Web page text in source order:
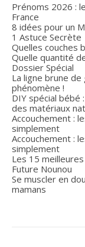
Prénoms 2026 :
France
8 idées pour un
1 Astuce Secrète
Quelles couches
Quelle quantité
Dossier Spécial
La ligne brune
phénomène !
DIY spécial bébé
des matériaux
Accouchement :
simplement
Accouchement :
simplement
Les 15
Future Nounou
Se muscler en
mamans